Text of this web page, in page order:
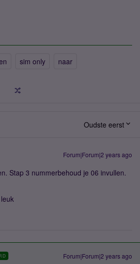
sim only naar
Oudste eerst
Forum|Forum|2 years ago
Stap 3 nummerbehoud je 06 invullen.
Forum|Forum|2 years ago